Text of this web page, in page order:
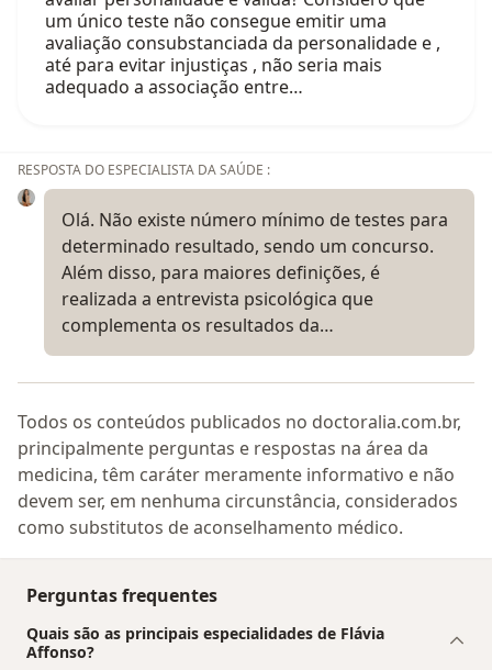
um único teste não consegue emitir uma
avaliação consubstanciada da personalidade e ,
até para evitar injustiças , não seria mais
adequado a associação entre…
RESPOSTA DO ESPECIALISTA DA SAÚDE :
Olá. Não existe número mínimo de testes para
determinado resultado, sendo um concurso.
Além disso, para maiores definições, é
realizada a entrevista psicológica que
complementa os resultados da…
Todos os conteúdos publicados no doctoralia.com.br,
principalmente perguntas e respostas na área da
medicina, têm caráter meramente informativo e não
devem ser, em nenhuma circunstância, considerados
como substitutos de aconselhamento médico.
Perguntas frequentes
Quais são as principais especialidades de Flávia
Affonso?